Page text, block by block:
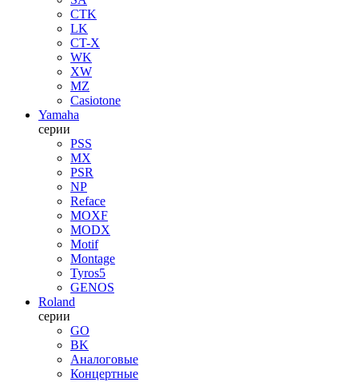
CTK
LK
CT-X
WK
XW
MZ
Casiotone
Yamaha
серии
PSS
MX
PSR
NP
Reface
MOXF
MODX
Motif
Montage
Tyros5
GENOS
Roland
серии
GO
BK
Аналоговые
Концертные